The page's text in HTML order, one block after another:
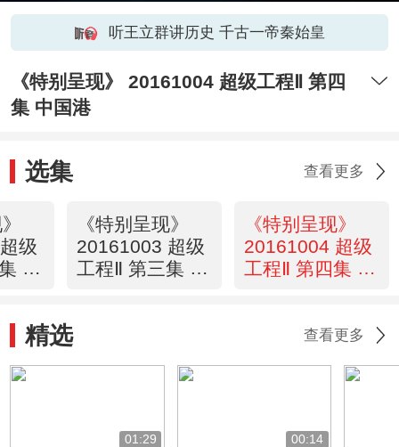
听王立群讲历史 千古一帝秦始皇
《特别呈现》 20161004 超级工程Ⅱ 第四
集 中国港
选集 查看更多
级
中
《特别呈现》
20161003 超级
工程Ⅱ 第三集 中
《特别呈现》
20161004 超级
工程Ⅱ 第四集 中
精选 查看更多
01:29 00:14